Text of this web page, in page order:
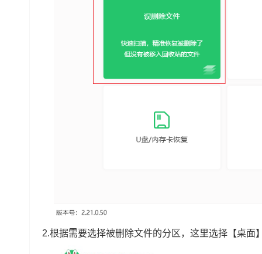
2.根据需要选择被删除文件的分区，这里选择【桌面